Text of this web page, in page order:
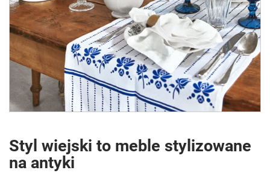
Styl wiejski to meble stylizowane
na antyki